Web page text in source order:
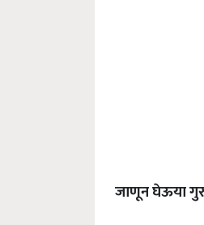
जाणून घेऊया